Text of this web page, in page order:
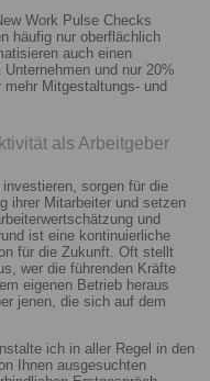
Work Pulse Checks
häufig nur oberflächlich
auch einen
und nur 20%
Mitgestaltungs- und
als Arbeitgeber
sorgen für die
ihrer Mitarbeiter und setzen
und
ist eine kontinuierliche
für die Zukunft. Oft stellt
wer die führenden Kräfte
eigenen Betrieb heraus
jenen, die sich auf dem
ich in aller Regel in den
Ihnen ausgesuchten